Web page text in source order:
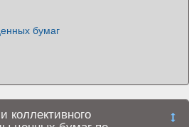
бумаг
коллективного